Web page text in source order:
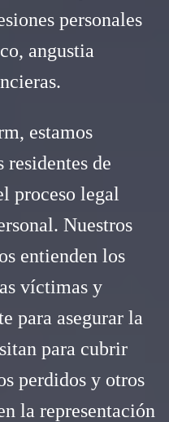
personales
angustia
estamos
residentes de
proceso legal
Nuestros
entienden los
víctimas y
para asegurar la
para cubrir
perdidos y otros
la representación